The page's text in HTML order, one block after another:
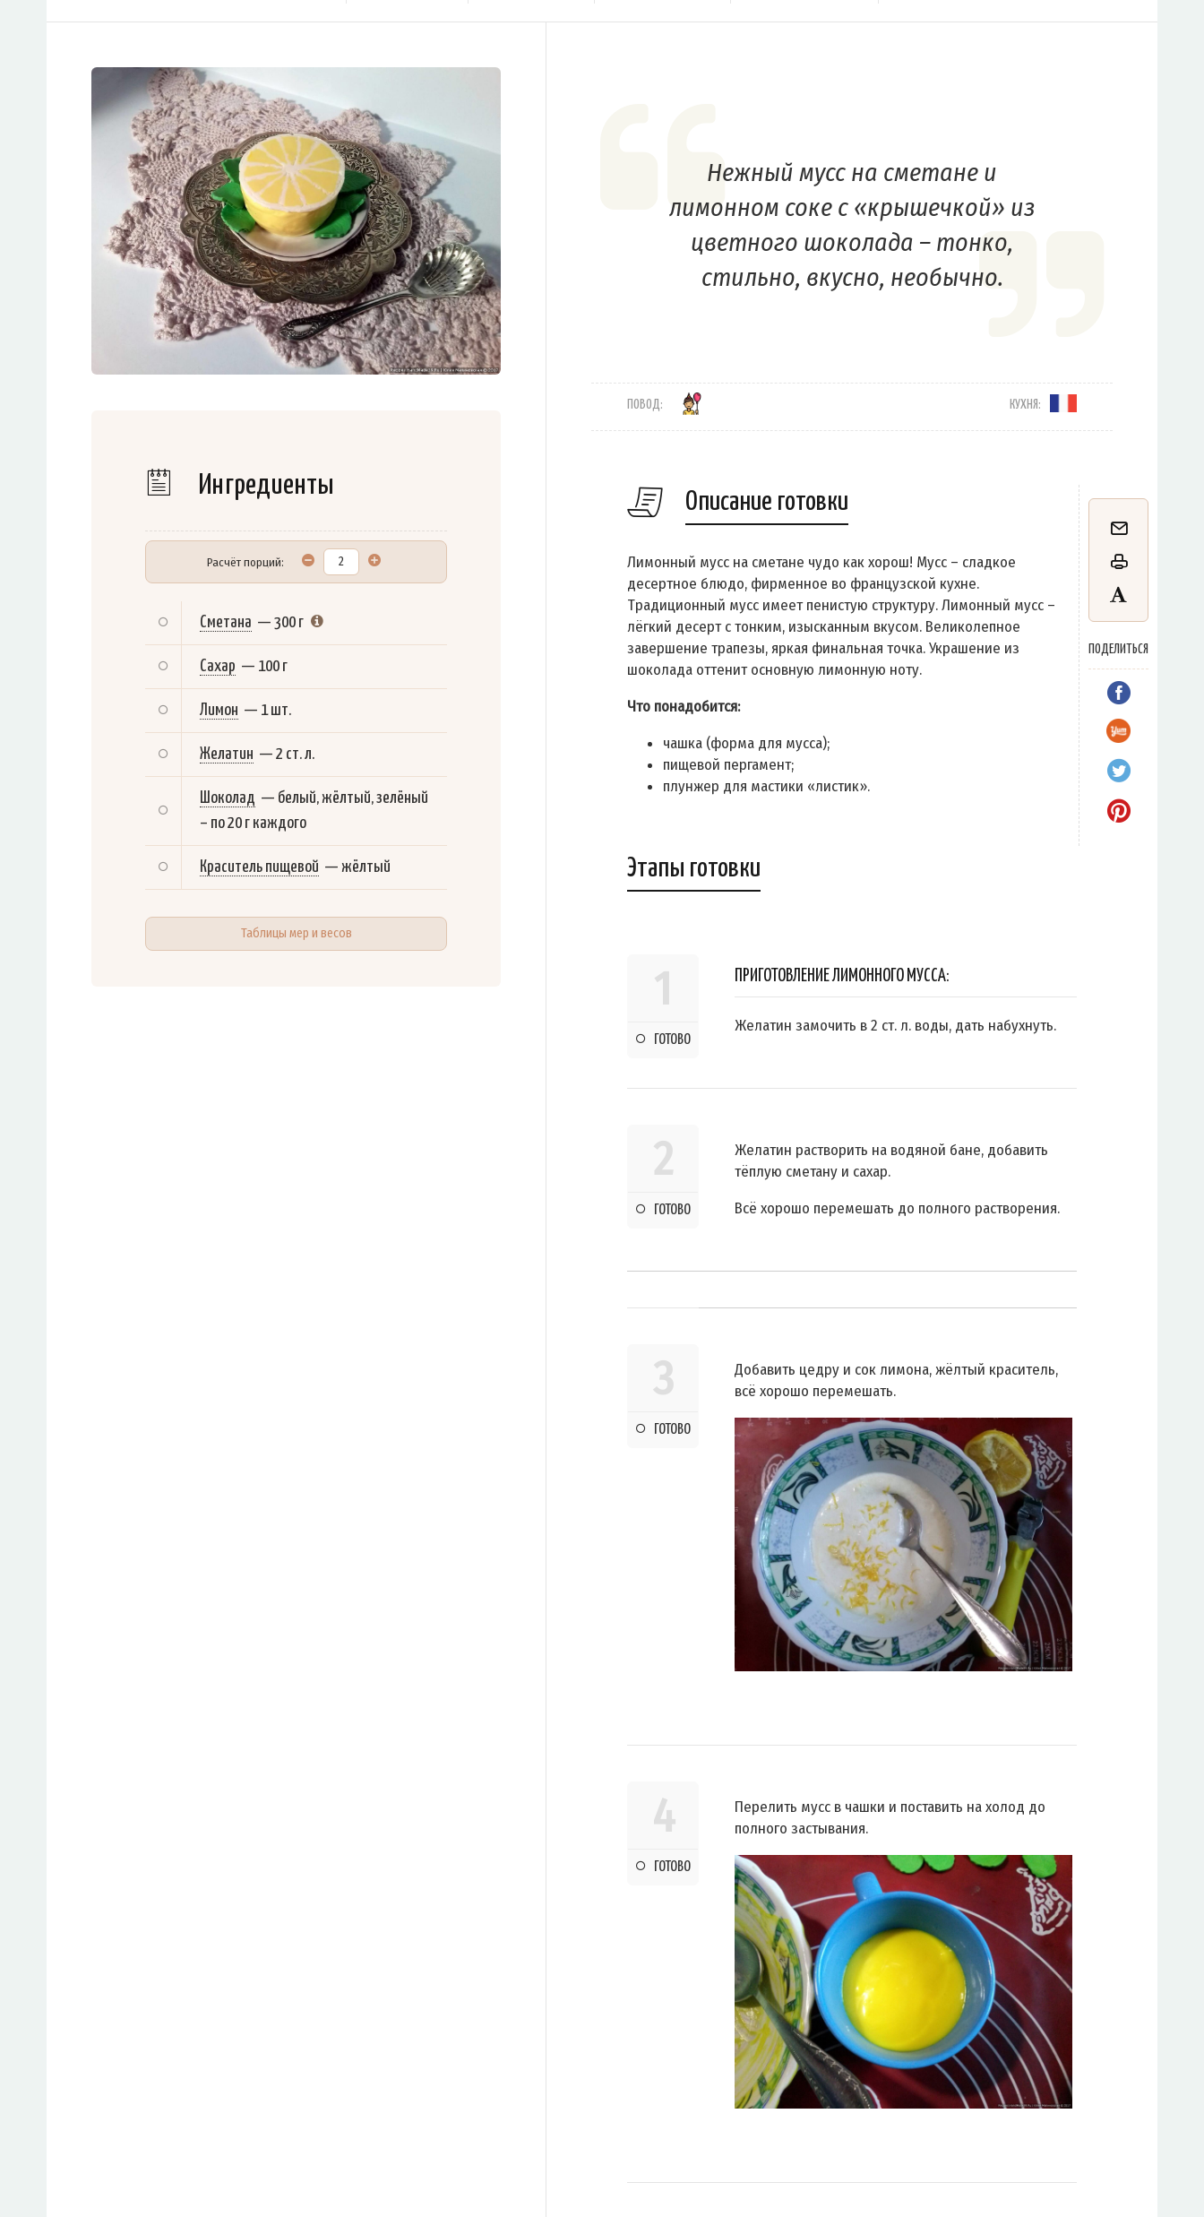
Ингредиенты
Расчёт порций:
Сметана — 300 г
Сахар — 100 г
Лимон — 1 шт.
Желатин — 2 ст. л.
Шоколад — белый, жёлтый, зелёный
– по 20 г каждого
Краситель пищевой — жёлтый
Таблицы мер и весов
Нежный мусс на сметане и
лимонном соке с «крышечкой» из
цветного шоколада – тонко,
стильно, вкусно, необычно.
ПОВОД: КУХНЯ:
Описание готовки
ПОДЕЛИТЬСЯ
Лимонный мусс на сметане чудо как хорош! Мусс – сладкое
десертное блюдо, фирменное во французской кухне.
Традиционный мусс имеет пенистую структуру. Лимонный мусс –
лёгкий десерт с тонким, изысканным вкусом. Великолепное
завершение трапезы, яркая финальная точка. Украшение из
шоколада оттенит основную лимонную ноту.
Что понадобится:
чашка (форма для мусса);
пищевой пергамент;
плунжер для мастики «листик».
Этапы готовки
1
ГОТОВО
ПРИГОТОВЛЕНИЕ ЛИМОННОГО МУССА:
Желатин замочить в 2 ст. л. воды, дать набухнуть.
2
ГОТОВО
Желатин растворить на водяной бане, добавить
тёплую сметану и сахар.
Всё хорошо перемешать до полного растворения.
3
ГОТОВО
Добавить цедру и сок лимона, жёлтый краситель,
всё хорошо перемешать.
4
ГОТОВО
Перелить мусс в чашки и поставить на холод до
полного застывания.